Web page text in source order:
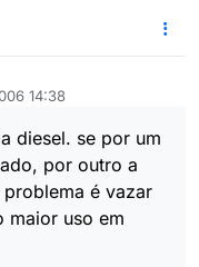
14:38
diesel. se por um
por outro a
é vazar
maior uso em